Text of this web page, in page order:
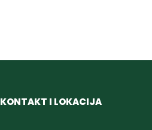
KONTAKT I LOKACIJA